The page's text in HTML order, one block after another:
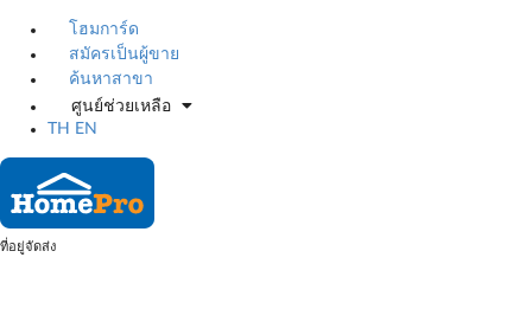
โฮมการ์ด
สมัครเป็นผู้ขาย
ค้นหาสาขา
ศูนย์ช่วยเหลือ
TH
EN
ที่อยู่จัดส่ง